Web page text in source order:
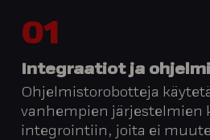
01
Integraatiot ja
Ohjelmistorobotteja
vanhempien järjestelmien
integrointiin, joita ei